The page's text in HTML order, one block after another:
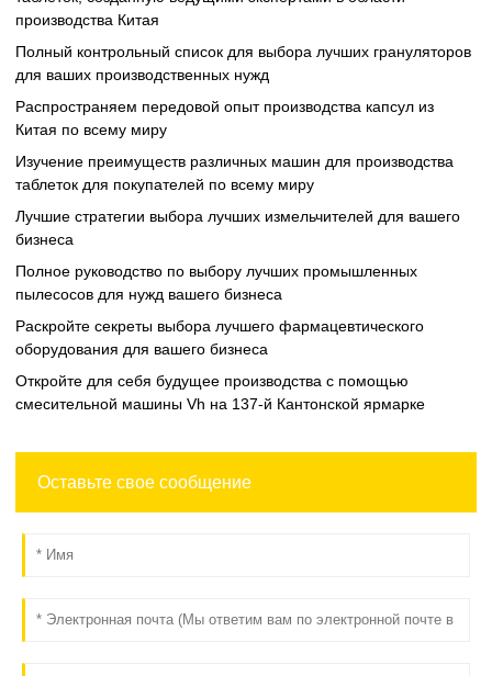
производства Китая
Полный контрольный список для выбора лучших грануляторов
для ваших производственных нужд
Распространяем передовой опыт производства капсул из
Китая по всему миру
Изучение преимуществ различных машин для производства
таблеток для покупателей по всему миру
Лучшие стратегии выбора лучших измельчителей для вашего
бизнеса
Полное руководство по выбору лучших промышленных
пылесосов для нужд вашего бизнеса
Раскройте секреты выбора лучшего фармацевтического
оборудования для вашего бизнеса
Откройте для себя будущее производства с помощью
смесительной машины Vh на 137-й Кантонской ярмарке
Оставьте свое сообщение